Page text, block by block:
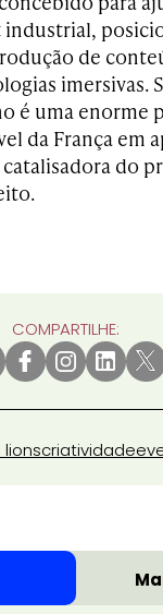
de
imersivas.
é uma enorme
da França em
do
COMPARTILHE:
criatividade